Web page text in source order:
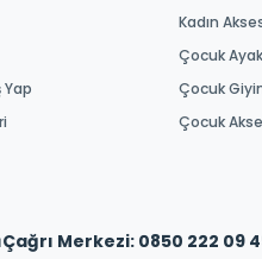
Yap
Kadın
Çocuk
Çocuk
Çocuk
Çağrı Merkezi: 0850 222 09